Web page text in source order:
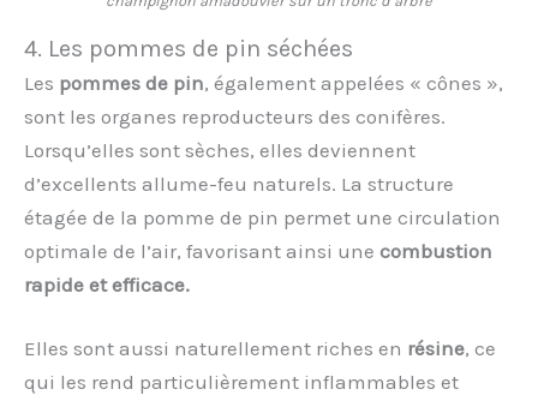
4. Les pommes de pin séchées
Les pommes de pin, également appelées « cônes »,
sont les organes reproducteurs des conifères.
Lorsqu’elles sont sèches, elles deviennent
d’excellents allume-feu naturels. La structure
étagée de la pomme de pin permet une circulation
optimale de l’air, favorisant ainsi une combustion
rapide et efficace.
Elles sont aussi naturellement riches en résine, ce
qui les rend particulièrement inflammables et